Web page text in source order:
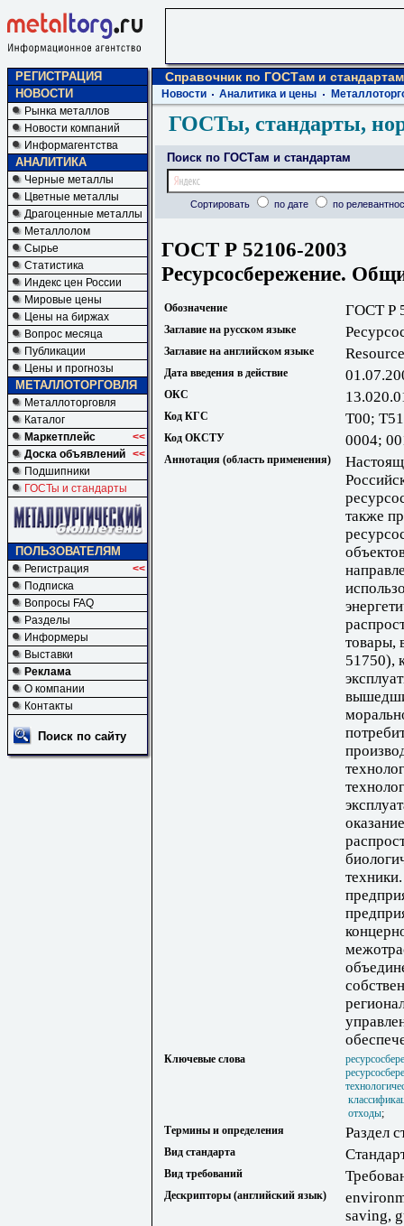
РЕГИСТРАЦИЯ
НОВОСТИ
Рынка металлов
Новости компаний
Информагентства
АНАЛИТИКА
Черные металлы
Цветные металлы
Драгоценные металлы
Металлолом
Сырье
Статистика
Индекс цен России
Мировые цены
Цены на биржах
Вопрос месяца
Публикации
Цены и прогнозы
МЕТАЛЛОТОРГОВЛЯ
Металлоторговля
Каталог
Маркетплейс
<<
Доска объявлений <<
Подшипники
ГОСТы и стандарты
ПОЛЬЗОВАТЕЛЯМ
Регистрация
<<
Подписка
Вопросы FAQ
Разделы
Информеры
Выставки
Реклама
О компании
Контакты
Поиск по сайту
Справочник по ГОСТам и стандартам
Новости Аналитика и цены
ГОСТы, стандарты,
Поиск по ГОСТам и стандартам
Сортировать по дате по
ГОСТ Р 52106-2003
Ресурсосбережение.
Обозначение ГОСТ Р
Заглавие на русском языке
Заглавие на английском языке
Дата введения в действие
ОКС
Код КГС Т00;
Код ОКСТУ 0004;
Аннотация (область применения)
также
товары,
51750),
Ключевые слова
отходы;
Термины и определения
Раздел
Вид стандарта
Вид требований
Дескрипторы (английский язык)
saving,